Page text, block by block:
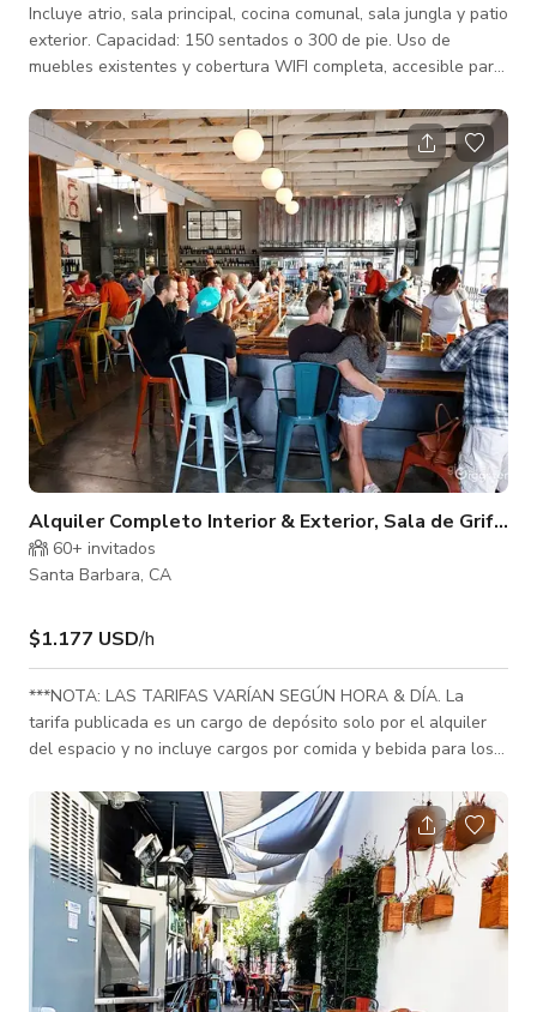
Incluye atrio, sala principal, cocina comunal, sala jungla y patio
exterior. Capacidad: 150 sentados o 300 de pie. Uso de
muebles existentes y cobertura WIFI completa, accesible para
Alquiler Completo Interior & Exterior, Sala de Grifos
60+ invitados
Santa Barbara, CA
$1.177 USD/h
***NOTA: LAS TARIFAS VARÍAN SEGÚN HORA & DÍA. La
tarifa publicada es un cargo de depósito solo por el alquiler
del espacio y no incluye cargos por comida y bebida para los
tarifa total del paquete incluyendo comida y bebida o TARIFA
PERSONALIZADA ya que la tarifa de alquiler varía según hora
y día. Nuestro lugar está disponible para eventos privados,
dentro de la sala de grifos o en el patio. Nos encanta
organizar recepciones co